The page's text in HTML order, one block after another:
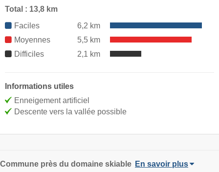
Total : 13,8 km
Faciles
6,2 km
Moyennes
5,5 km
Difficiles
2,1 km
Informations utiles
Enneigement artificiel
Descente vers la vallée possible
Commune près du domaine skiable En savoir plus